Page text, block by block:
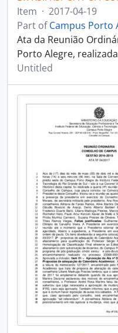
Item · 2017-04-19
Part ofCampus Porto
Ata da Reunião
Porto Alegre,
Untitled